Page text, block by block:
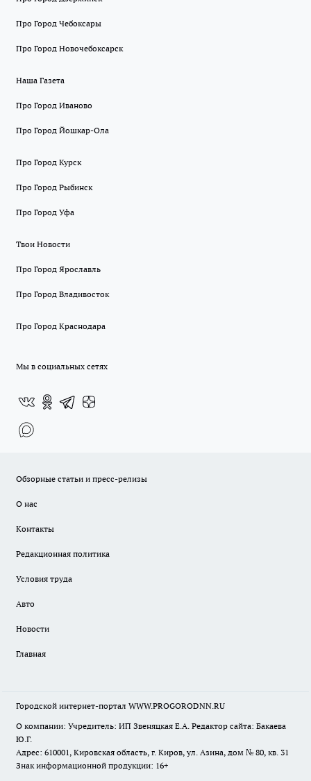
Про Город Чебоксары
Про Город Новочебоксарск
Наша Газета
Про Город Иваново
Про Город Йошкар-Ола
Про Город Курск
Про Город Рыбинск
Про Город Уфа
Твои Новости
Про Город Ярославль
Про Город Владивосток
Про Город Краснодара
Мы в социальных сетях
Обзорные статьи и пресс-релизы
О нас
Контакты
Редакционная политика
Условия труда
Авто
Новости
Главная
Городской интернет-портал WWW.PROGORODNN.RU
О компании: Учредитель: ИП Звеняцкая Е.А. Редактор сайта: Бакаева
Ю.Г.
Адрес: 610001, Кировская область, г. Киров, ул. Азина, дом № 80, кв. 31
Знак информационной продукции: 16+